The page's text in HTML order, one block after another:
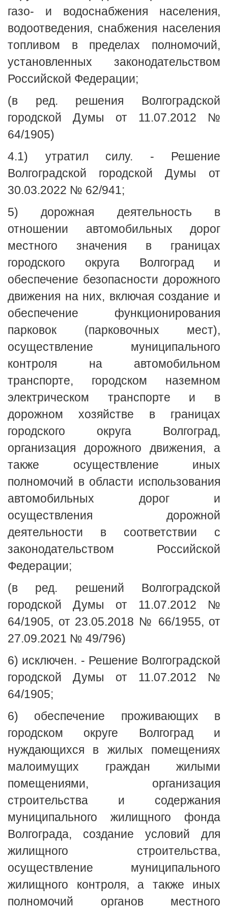
газо- и водоснабжения населения,
водоотведения, снабжения населения
топливом в пределах полномочий,
установленных законодательством
Российской Федерации;
(в ред. решения Волгоградской
городской Думы от 11.07.2012 №
64/1905)
4.1) утратил силу. - Решение
Волгоградской городской Думы от
30.03.2022 № 62/941;
5) дорожная деятельность в
отношении автомобильных дорог
местного значения в границах
городского округа Волгоград и
обеспечение безопасности дорожного
движения на них, включая создание и
обеспечение функционирования
парковок (парковочных мест),
осуществление муниципального
контроля на автомобильном
транспорте, городском наземном
электрическом транспорте и в
дорожном хозяйстве в границах
городского округа Волгоград,
организация дорожного движения, а
также осуществление иных
полномочий в области использования
автомобильных дорог и
осуществления дорожной
деятельности в соответствии с
законодательством Российской
Федерации;
(в ред. решений Волгоградской
городской Думы от 11.07.2012 №
64/1905, от 23.05.2018 № 66/1955, от
27.09.2021 № 49/796)
6) исключен. - Решение Волгоградской
городской Думы от 11.07.2012 №
64/1905;
6) обеспечение проживающих в
городском округе Волгоград и
нуждающихся в жилых помещениях
малоимущих граждан жилыми
помещениями, организация
строительства и содержания
муниципального жилищного фонда
Волгограда, создание условий для
жилищного строительства,
осуществление муниципального
жилищного контроля, а также иных
полномочий органов местного